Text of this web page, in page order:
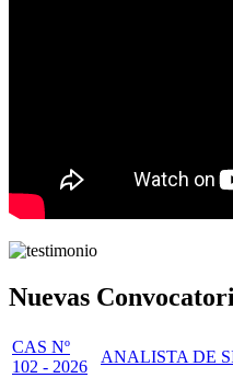
Nuevas
CAS Nº
102 - 2026
ANALISTA DE